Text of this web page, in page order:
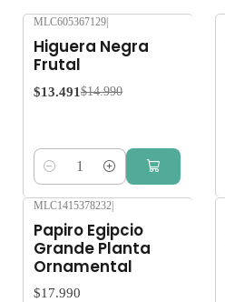
MLC605367129
Higuera Negra
Frutal
$13.491 $14.990
Cantidad
MLC1415378232|
Papiro Egipcio
Grande Planta
Ornamental
$17.990